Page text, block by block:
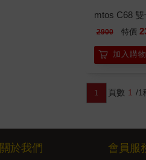
mtos C68
2900 特價
加入購
1 頁數 1 /1
關於我們 會員服